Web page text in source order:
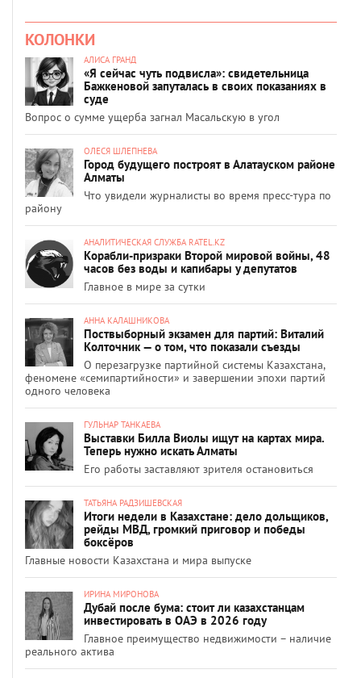
КОЛОНКИ
АЛИСА ГРАНД
«Я сейчас чуть подвисла»: свидетельница
Бажкеновой запуталась в своих показаниях в
суде
Вопрос о сумме ущерба загнал Масальскую в угол
ОЛЕСЯ ШЛЕПНЕВА
Город будущего построят в Алатауском районе
Алматы
Что увидели журналисты во время пресс-тура по
району
АНАЛИТИЧЕСКАЯ СЛУЖБА RATEL.KZ
Корабли-призраки Второй мировой войны, 48
часов без воды и капибары у депутатов
Главное в мире за сутки
АННА КАЛАШНИКОВА
Поствыборный экзамен для партий: Виталий
Колточник — о том, что показали съезды
О перезагрузке партийной системы Казахстана,
феномене «семипартийности» и завершении эпохи партий
одного человека
ГУЛЬНАР ТАНКАЕВА
Выставки Билла Виолы ищут на картах мира.
Теперь нужно искать Алматы
Его работы заставляют зрителя остановиться
ТАТЬЯНА РАДЗИШЕВСКАЯ
Итоги недели в Казахстане: дело дольщиков,
рейды МВД, громкий приговор и победы
боксёров
Главные новости Казахстана и мира выпуске
ИРИНА МИРОНОВА
Дубай после бума: стоит ли казахстанцам
инвестировать в ОАЭ в 2026 году
Главное преимущество недвижимости – наличие
реального актива